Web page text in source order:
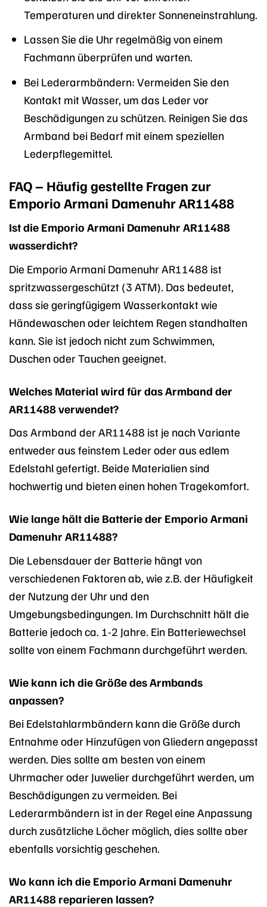
Temperaturen und direkter Sonneneinstrahlung.
Lassen Sie die Uhr regelmäßig von einem
Fachmann überprüfen und warten.
Bei Lederarmbändern: Vermeiden Sie den
Kontakt mit Wasser, um das Leder vor
Beschädigungen zu schützen. Reinigen Sie das
Armband bei Bedarf mit einem speziellen
Lederpflegemittel.
FAQ – Häufig gestellte Fragen zur
Emporio Armani Damenuhr AR11488
Ist die Emporio Armani Damenuhr AR11488
wasserdicht?
Die Emporio Armani Damenuhr AR11488 ist
spritzwassergeschützt (3 ATM). Das bedeutet,
dass sie geringfügigem Wasserkontakt wie
Händewaschen oder leichtem Regen standhalten
kann. Sie ist jedoch nicht zum Schwimmen,
Duschen oder Tauchen geeignet.
Welches Material wird für das Armband der
AR11488 verwendet?
Das Armband der AR11488 ist je nach Variante
entweder aus feinstem Leder oder aus edlem
Edelstahl gefertigt. Beide Materialien sind
hochwertig und bieten einen hohen Tragekomfort.
Wie lange hält die Batterie der Emporio Armani
Damenuhr AR11488?
Die Lebensdauer der Batterie hängt von
verschiedenen Faktoren ab, wie z.B. der Häufigkeit
der Nutzung der Uhr und den
Umgebungsbedingungen. Im Durchschnitt hält die
Batterie jedoch ca. 1-2 Jahre. Ein Batteriewechsel
sollte von einem Fachmann durchgeführt werden.
Wie kann ich die Größe des Armbands
anpassen?
Bei Edelstahlarmbändern kann die Größe durch
Entnahme oder Hinzufügen von Gliedern angepasst
werden. Dies sollte am besten von einem
Uhrmacher oder Juwelier durchgeführt werden, um
Beschädigungen zu vermeiden. Bei
Lederarmbändern ist in der Regel eine Anpassung
durch zusätzliche Löcher möglich, dies sollte aber
ebenfalls vorsichtig geschehen.
Wo kann ich die Emporio Armani Damenuhr
AR11488 reparieren lassen?